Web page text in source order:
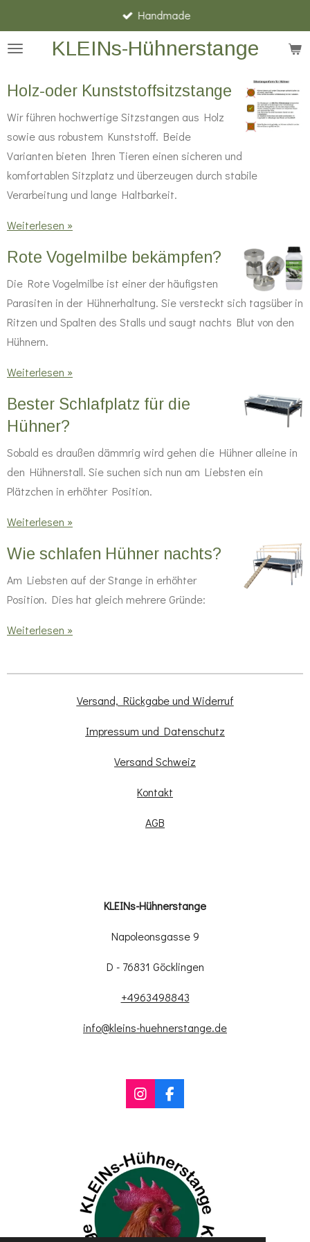
Hauptinhalt
springen KLEINs-Hühnerstange
Handmade
Holz-oder Kunststoffsitzstange
Wir führen hochwertige Sitzstangen aus Holz
sowie aus robustem Kunststoff. Beide
Varianten bieten Ihren Tieren einen sicheren und
komfortablen Sitzplatz und überzeugen durch stabile
Verarbeitung und lange Haltbarkeit.
Weiterlesen »
Rote Vogelmilbe bekämpfen?
Die Rote Vogelmilbe ist einer der häufigsten
Parasiten in der Hühnerhaltung. Sie versteckt sich tagsüber in
Ritzen und Spalten des Stalls und saugt nachts Blut von den
Hühnern.
Weiterlesen »
Bester Schlafplatz für die
Hühner?
Sobald es draußen dämmrig wird gehen die Hühner alleine in
den Hühnerstall. Sie suchen sich nun am Liebsten ein
Plätzchen in erhöhter Position.
Weiterlesen »
Wie schlafen Hühner nachts?
Am Liebsten auf der Stange in erhöhter
Position. Dies hat gleich mehrere Gründe:
Weiterlesen »
Versand, Rückgabe und Widerruf
Impressum und Datenschutz
Versand Schweiz
Kontakt
AGB
KLEINs-Hühnerstange
Napoleonsgasse 9
D - 76831 Göcklingen
+4963498843
info@kleins-huehnerstange.de
I
n
a
g
r
a
m
F
a
o
o
k